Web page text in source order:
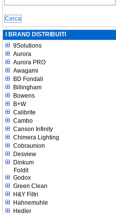
I BRAND DISTRIBUITI
9Solutions
Aurora
Aurora PRO
Awagami
BD Fondali
Billingham
Bowens
B+W
Calibrite
Cambo
Canson Infinity
Chimera Lighting
Cobraunion
Desview
Dinkum
Foldit
Godox
Green Clean
H&Y Filtri
Hahnemuhle
Hedler